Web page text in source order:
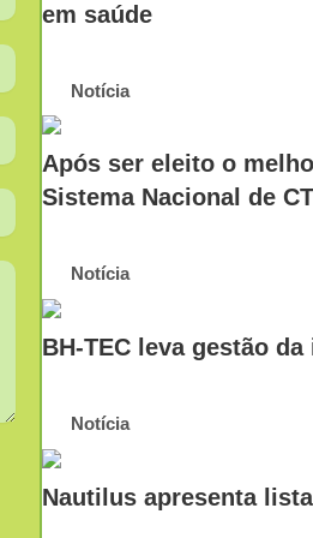
em saúde
Notícia
Após ser eleito o
Sistema Nacional de
Notícia
BH-TEC leva gestão
Notícia
Nautilus apresenta